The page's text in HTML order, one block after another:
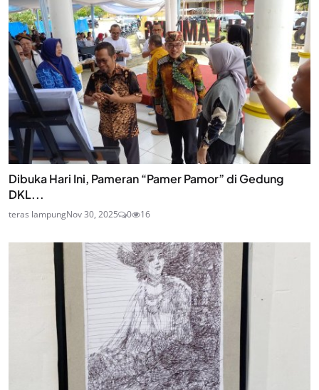
Dibuka Hari Ini, Pameran “Pamer Pamor” di Gedung
DKL...
teras lampungNov 30, 2025 0 16